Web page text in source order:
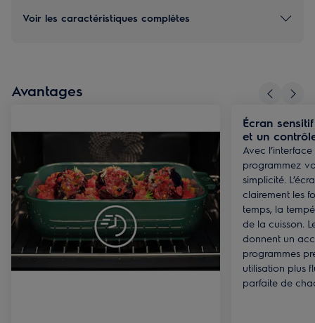
Voir les caractéristiques complètes
Avantages
Écran
et un
Avec
programmez
simplicité.
clairement les
temps, la
de la cuisson.
donnent un
programmes
utilisation plus
parfaite de